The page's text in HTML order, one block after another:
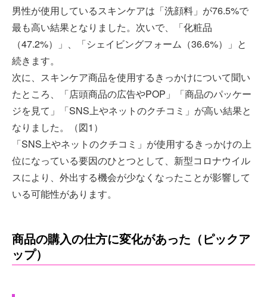
男性が使用しているスキンケアは「洗顔料」が76.5%で
最も高い結果となりました。次いで、「化粧品
（47.2%）」、「シェイビングフォーム（36.6%）」と
続きます。
次に、スキンケア商品を使用するきっかけについて聞い
たところ、「店頭商品の広告やPOP」「商品のパッケー
ジを見て」「SNS上やネットのクチコミ」が高い結果と
なりました。（図1）
「SNS上やネットのクチコミ」が使用するきっかけの上
位になっている要因のひとつとして、新型コロナウイル
スにより、外出する機会が少なくなったことが影響して
いる可能性があります。
商品の購入の仕方に変化があった（ピックア
ップ）